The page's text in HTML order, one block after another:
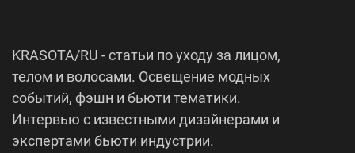
KRASOTA/RU - статьи по уходу за лицом,
телом и волосами. Освещение модных
событий, фэшн и бьюти тематики.
Интервью с известными дизайнерами и
экспертами бьюти индустрии.